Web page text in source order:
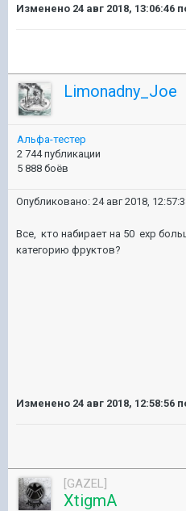
Изменено 24 авг 2018, 13:06:46
Limonadny_Joe
Альфа-тестер
2 744 публикации
5 888 боёв
Опубликовано: 24 авг 2018,
Все, кто набирает на 50 ехр
категорию фруктов?
Изменено 24 авг 2018, 12:58:56
[GAZEL]
XtigmA